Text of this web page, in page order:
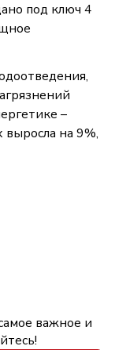
под ключ 4
–
на 9%,
важное и